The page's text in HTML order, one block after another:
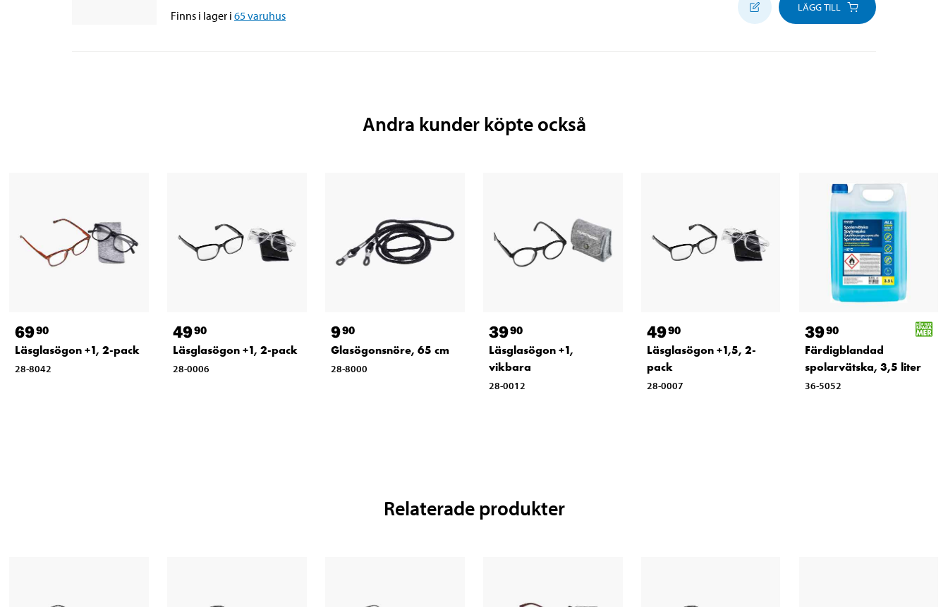
Finns i lager i 65varuhus
LÄGG TILL
Andra kunder köpte också
6990
Läsglasögon +1, 2-pack
28-8042
4990
Läsglasögon +1, 2-pack
28-0006
990
Glasögonsnöre, 65 cm
28-8000
3990
Läsglasögon +1,
vikbara
28-0012
4990
Läsglasögon +1,5, 2-
pack
28-0007
3990
Färdigblandad
spolarvätska, 3,5 liter
36-5052
Relaterade produkter